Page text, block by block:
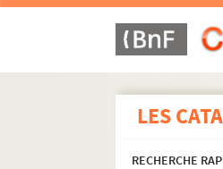
LES
RECHERCHE